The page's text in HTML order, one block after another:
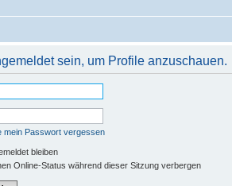
sein, um Profile anzuschauen.
mein Passwort vergessen
bleiben
Online-Status während dieser Sitzung verbergen